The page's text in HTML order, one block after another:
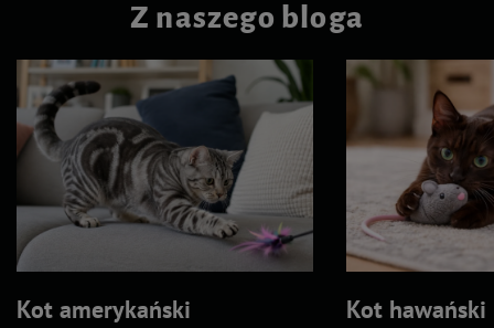
Z naszego bloga
Kot amerykański
Kot hawański